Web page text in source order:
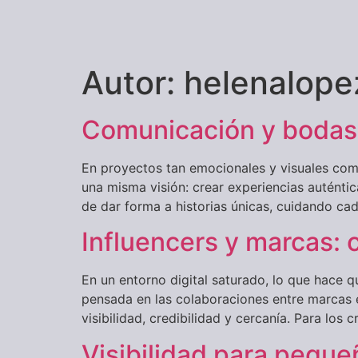
Autor:
Comunicación y
En proyectos tan emocionales y visuales
una misma visión: crear experiencias
de dar forma a historias únicas, cuidando
Influencers y marcas:
En un entorno digital saturado, lo que hace
pensada en las colaboraciones entre
visibilidad, credibilidad y cercanía. Para los